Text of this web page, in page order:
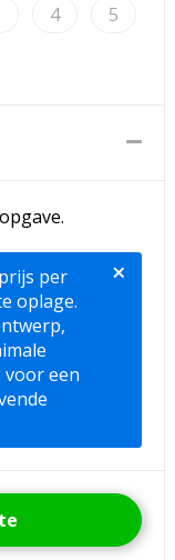
4
5
per
oplage.
voor een
×